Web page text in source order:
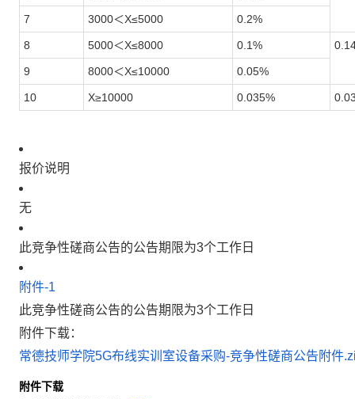
7 3000＜X≤5000 0.2%
8 5000＜X≤8000 0.1%
9 8000＜X≤10000 0.05%
10 X≥10000 0.035%
报价说明
无
此竞争性磋商公告的公告期限为3个工作日
附件-1
此竞争性磋商公告的公告期限为3个工作日
附件下载：
常德技师学院5G布线实训室设备采购-竞争性磋商公告附件
附件下载